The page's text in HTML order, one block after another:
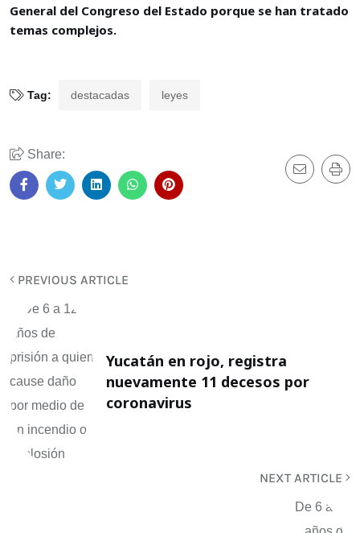
General del Congreso del Estado porque se han tratado
temas complejos.
Tag: destacadas leyes
Share:
PREVIOUS ARTICLE
Yucatán en rojo, registra
nuevamente 11 decesos por
coronavirus
NEXT ARTICLE